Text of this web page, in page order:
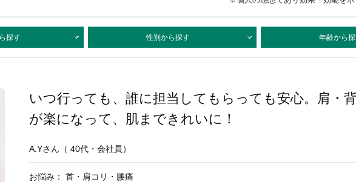
いつ行っても、誰に担当してもらっても安心。肩・
が楽になって、肌まできれいに！
A.Yさん（ 40代・会社員）
お悩み： 首・肩コリ・腰痛